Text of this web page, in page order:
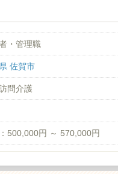
・管理職
佐賀市
問介護
500,000円 ～ 570,000円